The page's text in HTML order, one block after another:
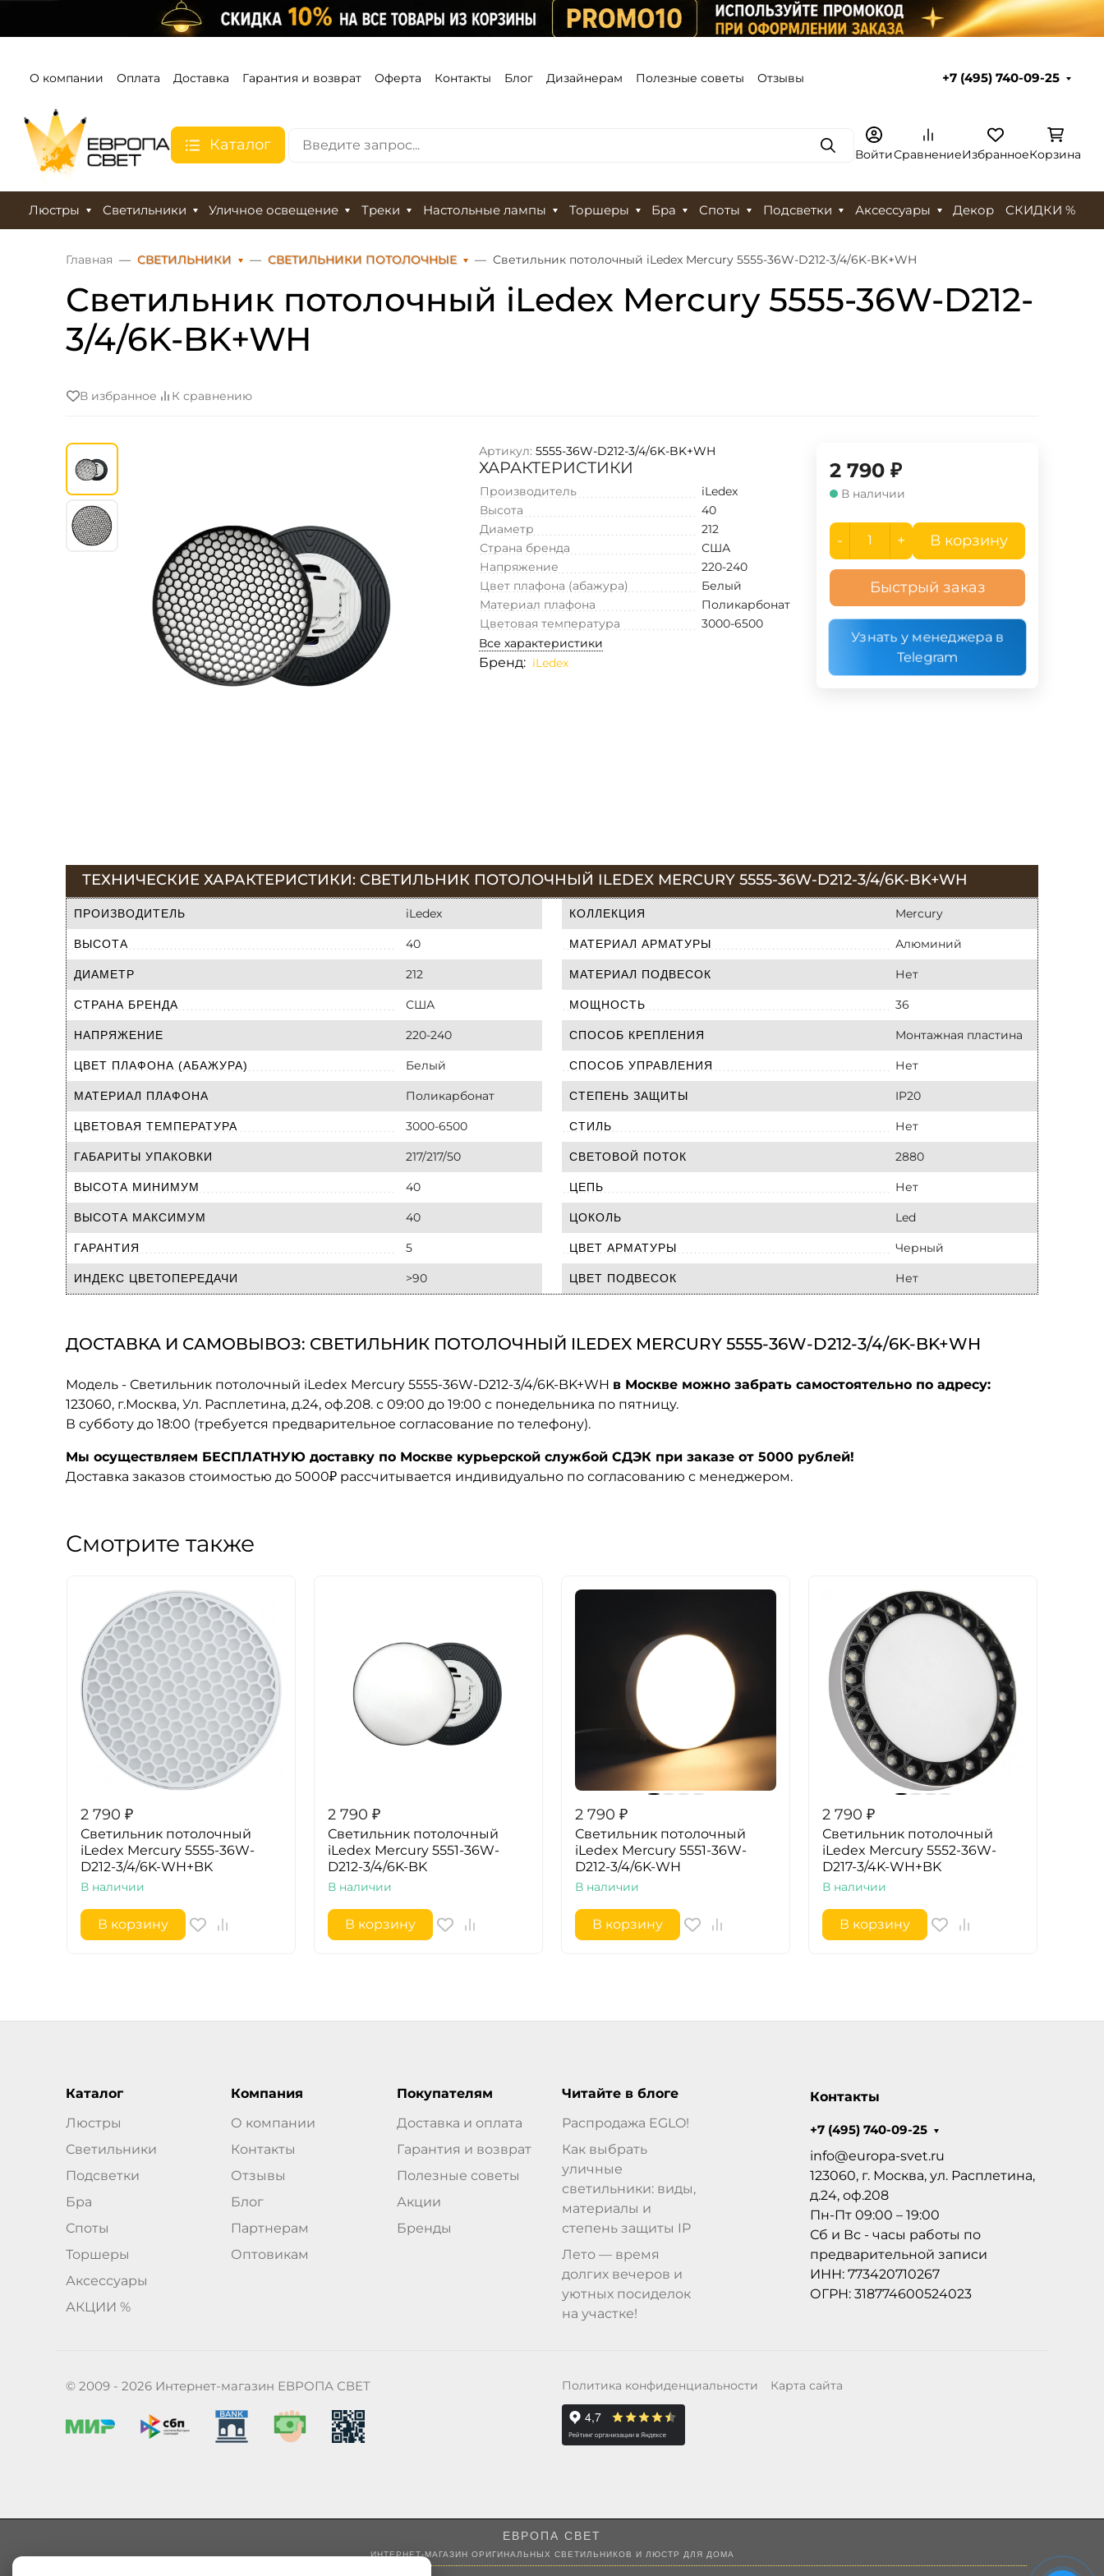
О компании Оплата Доставка Гарантия и возврат Оферта Контакты Блог Дизайнерам Полезные советы Отзывы +7 (495) 740-09-25
Каталог ПоискВойтиСравнениеИзбранноеКорзина
Люстры Светильники Уличное освещение Треки Настольные лампы Торшеры Бра Споты Подсветки Аксессуары Декор СКИДКИ %
Главная СВЕТИЛЬНИКИ СВЕТИЛЬНИКИ ПОТОЛОЧНЫЕ Светильник потолочный iLedex Mercury 5555-36W-D212-3/4/6K-BK+WH
Светильник потолочный iLedex Mercury 5555-36W-D212-
3/4/6K-BK+WH
В избранное К сравнению
Артикул: 5555-36W-D212-3/4/6K-BK+WH
ХАРАКТЕРИСТИКИ
Производитель
iLedex
Высота
40
Диаметр
212
Страна бренда
США
Напряжение
220-240
Цвет плафона (абажура)
Белый
Материал плафона
Поликарбонат
Цветовая температура
3000-6500
Все характеристики
Бренд: iLedex
2 790 ₽
В наличии
- + В корзину
Быстрый заказ
Узнать у менеджера в
Telegram
ТЕХНИЧЕСКИЕ ХАРАКТЕРИСТИКИ: СВЕТИЛЬНИК ПОТОЛОЧНЫЙ ILEDEX MERCURY 5555-36W-D212-3/4/6K-BK+WH
ПРОИЗВОДИТЕЛЬ iLedex
ВЫСОТА 40
ДИАМЕТР 212
СТРАНА БРЕНДА США
НАПРЯЖЕНИЕ 220-240
ЦВЕТ ПЛАФОНА (АБАЖУРА) Белый
МАТЕРИАЛ ПЛАФОНА Поликарбонат
ЦВЕТОВАЯ ТЕМПЕРАТУРА 3000-6500
ГАБАРИТЫ УПАКОВКИ 217/217/50
ВЫСОТА МИНИМУМ 40
ВЫСОТА МАКСИМУМ 40
ГАРАНТИЯ 5
ИНДЕКС ЦВЕТОПЕРЕДАЧИ >90
КОЛЛЕКЦИЯ Mercury
МАТЕРИАЛ АРМАТУРЫ Алюминий
МАТЕРИАЛ ПОДВЕСОК Нет
МОЩНОСТЬ 36
СПОСОБ КРЕПЛЕНИЯ Монтажная пластина
СПОСОБ УПРАВЛЕНИЯ Нет
СТЕПЕНЬ ЗАЩИТЫ IP20
СТИЛЬ Нет
СВЕТОВОЙ ПОТОК 2880
ЦЕПЬ Нет
ЦОКОЛЬ Led
ЦВЕТ АРМАТУРЫ Черный
ЦВЕТ ПОДВЕСОК Нет
ДОСТАВКА И САМОВЫВОЗ: СВЕТИЛЬНИК ПОТОЛОЧНЫЙ ILEDEX MERCURY 5555-36W-D212-3/4/6K-BK+WH
Модель - Светильник потолочный iLedex Mercury 5555-36W-D212-3/4/6K-BK+WH в Москве можно забрать самостоятельно по адресу:
123060, г.Москва, Ул. Расплетина, д.24, оф.208. с 09:00 до 19:00 с понедельника по пятницу.
В субботу до 18:00 (требуется предварительное согласование по телефону).
Мы осуществляем БЕСПЛАТНУЮ доставку по Москве курьерской службой СДЭК при заказе от 5000 рублей!
Доставка заказов стоимостью до 5000₽ рассчитывается индивидуально по согласованию с менеджером.
Смотрите также
2 790 ₽
Светильник потолочный
iLedex Mercury 5555-36W-
D212-3/4/6K-WH+BK
В наличии
В корзину
2 790 ₽
Светильник потолочный
iLedex Mercury 5551-36W-
D212-3/4/6K-BK
В наличии
В корзину
2 790 ₽
Светильник потолочный
iLedex Mercury 5551-36W-
D212-3/4/6K-WH
В наличии
В корзину
2 790 ₽
Светильник потолочный
iLedex Mercury 5552-36W-
D217-3/4K-WH+BK
В наличии
В корзину
Каталог
Люстры
Светильники
Подсветки
Бра
Споты
Торшеры
Аксессуары
АКЦИИ %
Компания
О компании
Контакты
Отзывы
Блог
Партнерам
Оптовикам
Покупателям
Доставка и оплата
Гарантия и возврат
Полезные советы
Акции
Бренды
Читайте в блоге
Распродажа EGLO!
Как выбрать
уличные
светильники: виды,
материалы и
степень защиты IP
Лето — время
долгих вечеров и
уютных посиделок
на участке!
Контакты
+7 (495) 740-09-25
info@europa-svet.ru
123060, г. Москва, ул. Расплетина,
д.24, оф.208
Пн-Пт 09:00 – 19:00
Сб и Вс - часы работы по
предварительной записи
ИНН: 773420710267
ОГРН: 318774600524023
© 2009 - 2026 Интернет-магазин ЕВРОПА СВЕТ Политика конфиденциальности Карта сайта
ЕВРОПА СВЕТ
ИНТЕРНЕТ-МАГАЗИН ОРИГИНАЛЬНЫХ СВЕТИЛЬНИКОВ И ЛЮСТР ДЛЯ ДОМА